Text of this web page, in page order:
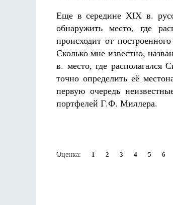
Еще в середине XIX в.
обнаружить место, где
происходит от
Сколько мне известно,
в. место, где располагался
точно определить её
первую очередь
портфелей Г.Ф. Миллера.
Оценка: 1 2 3 4 5 6